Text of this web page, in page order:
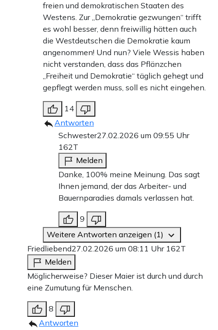
freien und demokratischen Staaten des
Westens. Zur „Demokratie gezwungen“ trifft
es wohl besser, denn freiwillig hätten auch
die Westdeutschen die Demokratie kaum
angenommen! Und nun? Viele Wessis haben
nicht verstanden, dass das Pflänzchen
„Freiheit und Demokratie“ täglich gehegt und
gepflegt werden muss, soll es nicht eingehen.
14
Antworten
Schwester27.02.2026 um 09:55 Uhr
162T
Melden
Danke, 100% meine Meinung. Das sagt
Ihnen jemand, der das Arbeiter- und
Bauernparadies damals verlassen hat.
9
Weitere Antworten anzeigen (1)
Friedliebend27.02.2026 um 08:11 Uhr 162T
Melden
Möglicherweise? Dieser Maier ist durch und durch
eine Zumutung für Menschen.
8
Antworten